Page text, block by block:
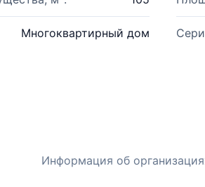
Многоквартирный дом
Информация об